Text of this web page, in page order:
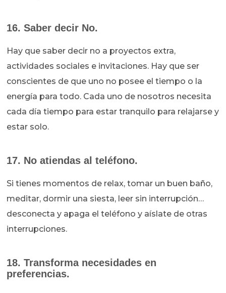
16. Saber decir No.
Hay que saber decir no a proyectos extra,
actividades sociales e invitaciones. Hay que ser
conscientes de que uno no posee el tiempo o la
energía para todo. Cada uno de nosotros necesita
cada día tiempo para estar tranquilo para relajarse y
estar solo.
17. No atiendas al teléfono.
Si tienes momentos de relax, tomar un buen baño,
meditar, dormir una siesta, leer sin interrupción…
desconecta y apaga el teléfono y aíslate de otras
interrupciones.
18. Transforma necesidades en
preferencias.